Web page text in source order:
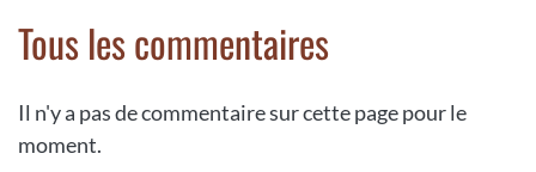
Tous les commentaires
Il n'y a pas de commentaire sur cette page pour le
moment.